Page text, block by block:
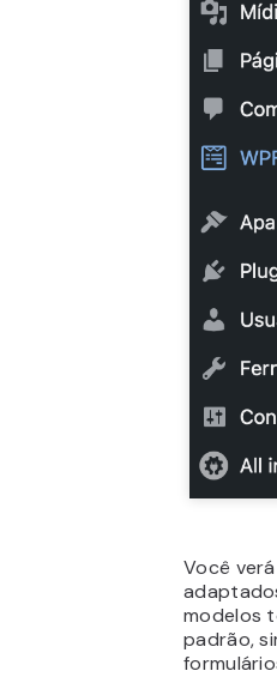
Você
modelos
padrão,